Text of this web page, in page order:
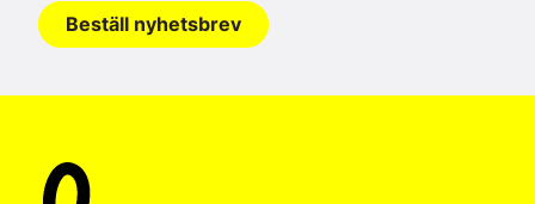
Beställ nyhetsbrev